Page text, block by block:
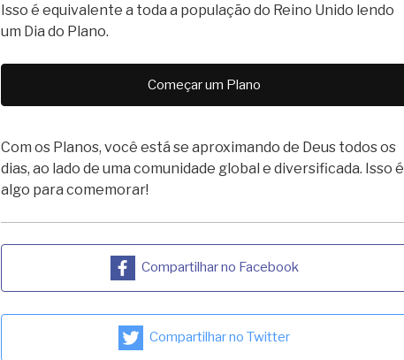
Isso é equivalente a toda a população do Reino Unido lendo
um Dia do Plano.
Começar um Plano
Com os Planos, você está se aproximando de Deus todos os
dias, ao lado de uma comunidade global e diversificada. Isso é
algo para comemorar!
Compartilhar no Facebook
Compartilhar no Twitter